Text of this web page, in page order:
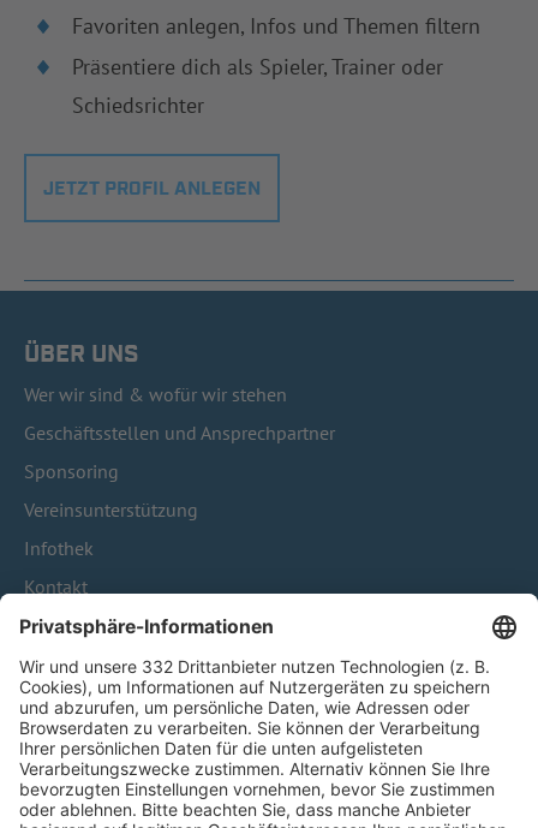
Favoriten anlegen, Infos und Themen filtern
Präsentiere dich als Spieler, Trainer oder
Schiedsrichter
JETZT PROFIL ANLEGEN
ÜBER UNS
Wer wir sind & wofür wir stehen
Geschäftsstellen und Ansprechpartner
Sponsoring
Vereinsunterstützung
Infothek
Kontakt
HÄUFIG BESUCHTE SEITEN
Pässe und Vereinswechsel
Trainerausbildung
Schulungsangebot Vereinsmitarbeiter
BFV-Geschäftsstellen